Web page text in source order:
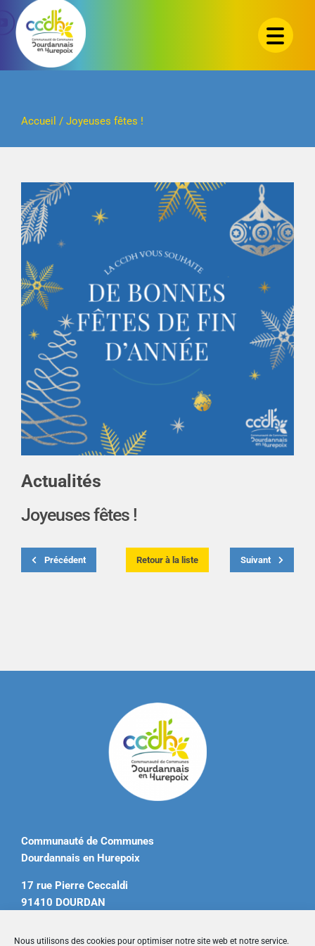
Nous utilisons des cookies pour optimiser notre site web et notre service.
Passer
contenu
Accueil / Joyeuses fêtes !
Actualités
Joyeuses fêtes !
Précédent Retour à la liste Suivant
Communauté de Communes
Dourdannais en Hurepoix
17 rue Pierre Ceccaldi
91410 DOURDAN